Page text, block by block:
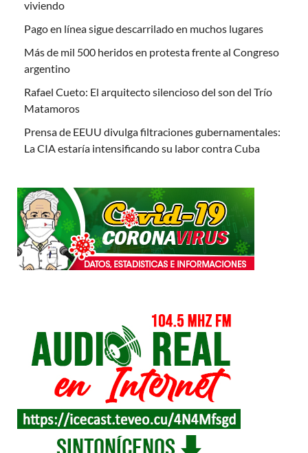
viviendo
Pago en línea sigue descarrilado en muchos lugares
Más de mil 500 heridos en protesta frente al Congreso
argentino
Rafael Cueto: El arquitecto silencioso del son del Trío
Matamoros
Prensa de EEUU divulga filtraciones gubernamentales:
La CIA estaría intensificando su labor contra Cuba